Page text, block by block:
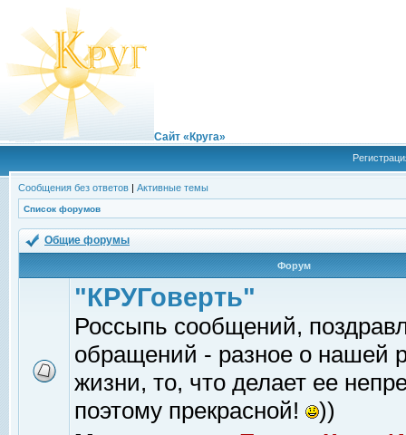
Сайт «Круга»
Сообщения без ответов | Активные темы
Список форумов
Общие форумы
Форум
"КРУГоверть"
Россыпь сообщений,
обращений - разное о нашей
жизни, то, что делает ее
поэтому прекрасной!
))